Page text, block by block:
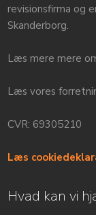
revisionsfirma og
Skanderborg.
Læs mere mere
Læs vores
CVR: 69305210
Læs
Hvad kan vi